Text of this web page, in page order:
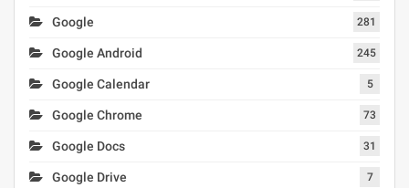
Google 281
Google Android 245
Google Calendar 5
Google Chrome 73
Google Docs 31
Google Drive 7